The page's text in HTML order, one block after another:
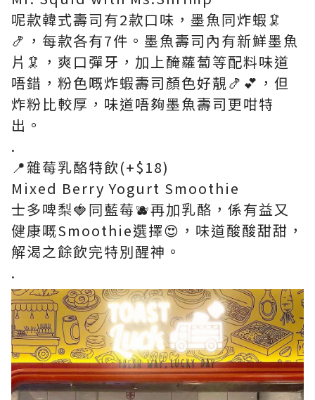
呢款韓式壽司有2款口味，墨魚同炸蝦🦑
🍤，每款各有7件。墨魚壽司內有新鮮墨魚
片🦑，爽口彈牙，加上醃蘿蔔等配料味道
唔錯，粉色嘅炸蝦壽司顏色好靚🍤💕，但
炸粉比較厚，味道唔夠墨魚壽司更咁特
出。
.
📍雜莓乳酪特飲(+$18)
Mixed Berry Yogurt Smoothie
士多啤梨🍓同藍莓🫐再加乳酪，係有益又
健康嘅Smoothie選擇😍，味道酸酸甜甜，
解渴之餘飲完特別醒神。
.